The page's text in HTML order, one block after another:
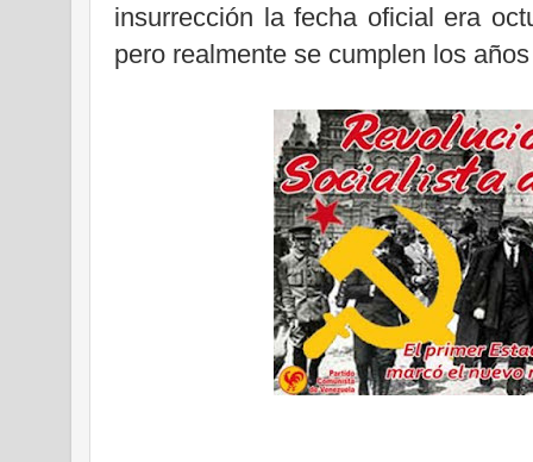
insurrección la fecha oficial era
pero realmente se cumplen los